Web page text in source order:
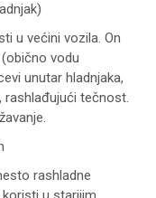
u većini vozila. On
vodu
unutar hladnjaka,
rashlađujući tečnost.
rashladne